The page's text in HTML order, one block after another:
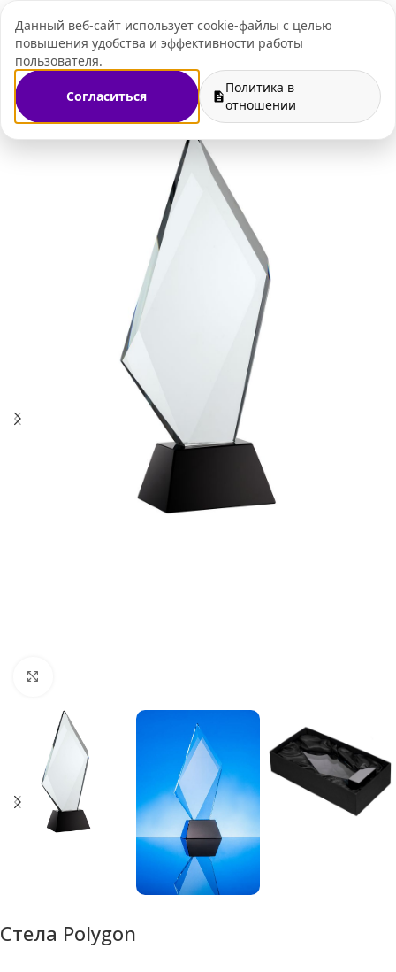
Данный веб-сайт использует cookie-файлы с целью
повышения удобства и эффективности работы
пользователя.
Согласиться
Политика в
отношении
+7 (495) 109-07-
Главная Магазин Корпоративные подарки Награды
Стела Polygon